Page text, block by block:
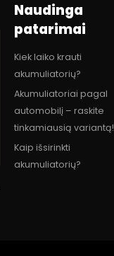
Naudinga
patarimai
Kiek laiko krauti
akumuliatorių?
Akumuliatoriai pagal
automobilį – raskite
tinkamiausią variantą!
Kaip išsirinkti
akumuliatorių?